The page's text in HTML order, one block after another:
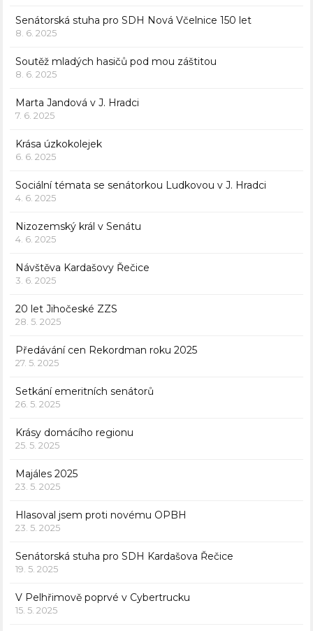
Senátorská stuha pro SDH Nová Včelnice 150 let
8. 6. 2025
Soutěž mladých hasičů pod mou záštitou
8. 6. 2025
Marta Jandová v J. Hradci
7. 6. 2025
Krása úzkokolejek
6. 6. 2025
Sociální témata se senátorkou Ludkovou v J. Hradci
4. 6. 2025
Nizozemský král v Senátu
4. 6. 2025
Návštěva Kardašovy Řečice
3. 6. 2025
20 let Jihočeské ZZS
28. 5. 2025
Předávání cen Rekordman roku 2025
27. 5. 2025
Setkání emeritních senátorů
26. 5. 2025
Krásy domácího regionu
25. 5. 2025
Majáles 2025
23. 5. 2025
Hlasoval jsem proti novému OPBH
23. 5. 2025
Senátorská stuha pro SDH Kardašova Řečice
19. 5. 2025
V Pelhřimově poprvé v Cybertrucku
15. 5. 2025